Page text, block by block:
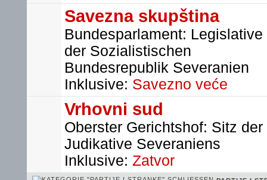
Savezna skupština
Bundesparlament: Legislative
der Sozialistischen
Bundesrepublik Severanien
Inklusive: Savezno veće
Vrhovni sud
Oberster Gerichtshof: Sitz der
Judikative Severaniens
Inklusive: Zatvor